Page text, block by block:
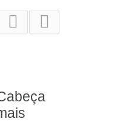
482- Alfabeto